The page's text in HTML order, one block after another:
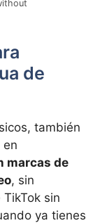
de
también
en
marcas de
, sin
sin
ya tienes